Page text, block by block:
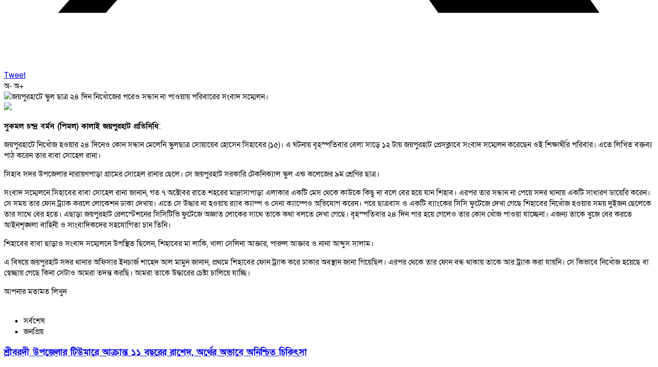
Tweet
অ-অ+
সুকমল চন্দ্র বর্মন (পিমল) কালাই জয়পুরহাট প্রতিনিধি:
জয়পুরহাটে নিখোঁজ হওয়ার ২৪ দিনেও কোন সন্ধান মেলেনি স্কুলছাত্র সোয়ায়েব হোসেন সিহাবের (১৫)। এ ঘটনায় বৃহস্পতিবার বেলা সাড়ে ১২ টায় জয়পুরহাট প্রেসক্লাবে সংবাদ সম্মেলন করেছেন ওই শিক্ষার্থীর পরিবার। এতে লিখিত বক্তব্য
পাঠ করেন তার বাবা সোহেল রানা।
সিহাব সদর উপজেলার নারায়ণপাড়া গ্রামের সোহেল রানার ছেলে। সে জয়পুরহাট সরকারি টেকনিক্যাল স্কুল এন্ড কলেজের ৯ম শ্রেণির ছাত্র।
সংবাদ সম্মেলনে সিহাবের বাবা সোহেল রানা জানান, গত ৭ অক্টোবর রাতে শহরের মাদ্রাসাপাড়া এলাকার একটি মেস থেকে কাউকে কিছু না বলে বের হয়ে যান শিহাব। এরপর তার সন্ধান না পেয়ে সদর থানায় একটি সাধারণ ডায়েরি করেন।
সে সময় তার ফোন ট্র্যাক করলে লোকেশন ঢাকা দেখায়। এতে সে উদ্ধার না হওয়ায় র‌্যাব ক্যাম্প ও সেনা ক্যাম্পেও অভিযোগ করেন। পরে ছাত্রবাস ও একটি ব্যাংকের সিসি ফুটেজে দেখা গেছে শিহাবের নিখোঁজ হওয়ার সময় দুইজন ছেলেকে
তার সাথে বের হতে। এছাড়া জয়পুরহাট রেলস্টেশনের সিসিটিভি ফুটেজে অজ্ঞাত লোকের সাথে তাকে কথা বলতে দেখা গেছে। বৃহস্পতিবার ২৪ দিন পার হয়ে গেলেও তার কোন খোঁজ পাওয়া যাচ্ছেনা। এজন্য তাকে খুজে বের করতে
আইনশৃঙ্খলা বাহিনী ও সাংবাদিকদের সহযোগিতা চান তিনি।
শিহাবের বাবা ছাড়াও সংবাদ সম্মেলনে উপস্থিত ছিলেন, শিহাবের মা লাকি, খালা সেলিনা আক্তার, পারুল আক্তার ও নানা আব্দুস সালাম।
এ বিষয়ে জয়পুরহাট সদর থানার অফিসার ইনচার্জ শাহেদ আল মামুন জানান, প্রথমে শিহাবের ফোন ট্র্যাক করে ঢাকার অবস্থান জানা গিয়েছিল। এরপর থেকে তার ফোন বন্ধ থাকায় তাকে আর ট্র্যাক করা যায়নি। সে কিভাবে নিখোঁজ হয়েছে বা
স্বেচ্ছায় গেছে কিনা সেটাও আমরা তদন্ত করছি। আমরা তাকে উদ্ধারের চেষ্টা চালিয়ে যাচ্ছি।
আপনার মতামত লিখুন
সর্বশেষ
জনপ্রিয়
শ্রীবরদী উপজেলার টিউমারে আক্রান্ত ১১ বছরের রাশেদ, অর্থের অভাবে অনিশ্চিত চিকিৎসা